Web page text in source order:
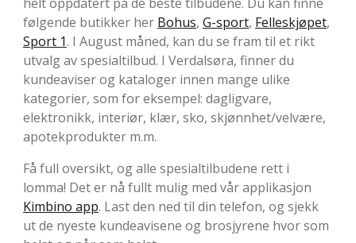
følgende butikker her Bohus, G-sport, Felleskjøpet,
Sport 1. I August måned, kan du se fram til et rikt
utvalg av spesialtilbud. I Verdalsøra, finner du
kundeaviser og kataloger innen mange ulike
kategorier, som for eksempel: dagligvare,
elektronikk, interiør, klær, sko, skjønnhet/velvære,
apotekprodukter m.m.
Få full oversikt, og alle spesialtilbudene rett i
lomma! Det er nå fullt mulig med vår applikasjon
Kimbino app. Last den ned til din telefon, og sjekk
ut de nyeste kundeavisene og brosjyrene hvor som